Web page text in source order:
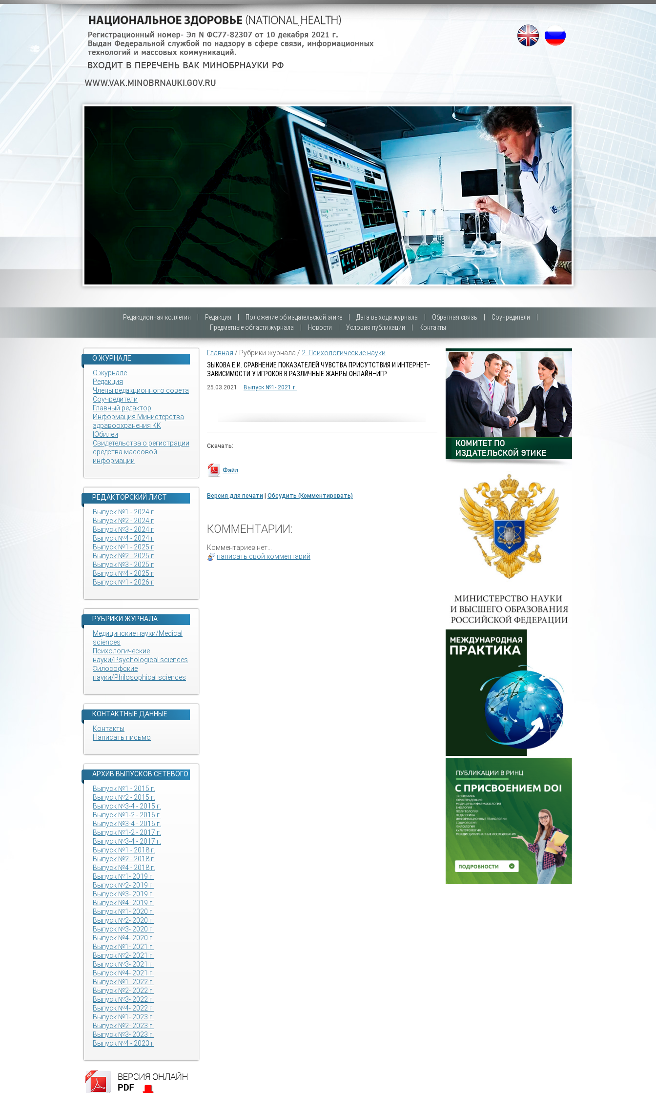
Редакционная коллегия Редакция Положение об издательской этике Дата выхода журнала Обратная связь Соучредители
Предметные области журнала
Новости Условия публикации Контакты
О ЖУРНАЛЕ
О журнале
Редакция
Члены редакционного совета
Соучредители
Главный редактор
Информация Министерства
здравоохранения КК
Юбилеи
Свидетельства о регистрации
средства массовой
информации
РЕДАКТОРСКИЙ ЛИСТ
Выпуск №1 - 2024 г
Выпуск №2 - 2024 г
Выпуск №3 - 2024 г
Выпуск №4 - 2024 г
Выпуск №1 - 2025 г
Выпуск №2 - 2025 г
Выпуск №3 - 2025 г
Выпуск №4 - 2025 г
Выпуск №1 - 2026 г
РУБРИКИ ЖУРНАЛА
Медицинские науки/Medical
sciences
Психологические
науки/Psychological sciences
Философские
науки/Philosophical sciences
КОНТАКТНЫЕ ДАННЫЕ
Контакты
Написать письмо
АРХИВ ВЫПУСКОВ СЕТЕВОГО
ИЗДАНИЯ
Выпуск №1 - 2015 г.
Выпуск №2 - 2015 г.
Выпуск №3-4 - 2015 г.
Выпуск №1-2 - 2016 г.
Выпуск №3-4 - 2016 г.
Выпуск №1-2 - 2017 г.
Выпуск №3-4 - 2017 г.
Выпуск №1 - 2018 г.
Выпуск №2 - 2018 г.
Выпуск №4 - 2018 г.
Выпуск №1- 2019 г.
Выпуск №2- 2019 г.
Выпуск №3- 2019 г.
Выпуск №4- 2019 г.
Выпуск №1- 2020 г.
Выпуск №2- 2020 г.
Выпуск №3- 2020 г.
Выпуск №4- 2020 г.
Выпуск №1- 2021 г.
Выпуск №2- 2021 г.
Выпуск №3- 2021 г.
Выпуск №4- 2021 г.
Выпуск №1- 2022 г.
Выпуск №2- 2022 г.
Выпуск №3- 2022 г.
Выпуск №4- 2022 г.
Выпуск №1- 2023 г.
Выпуск №2- 2023 г.
Выпуск №3- 2023 г.
Выпуск №4 - 2023 г
Главная / Рубрики журнала / 2. Психологические науки
ЗЫКОВА Е.И. СРАВНЕНИЕ ПОКАЗАТЕЛЕЙ ЧУВСТВА ПРИСУТСТВИЯ И ИНТЕРНЕТ–
ЗАВИСИМОСТИ У ИГРОКОВ В РАЗЛИЧНЫЕ ЖАНРЫ ОНЛАЙН–ИГР
25.03.2021 Выпуск №1- 2021 г.
Скачать:
Файл
Версия для печати Обсудить (Комментировать)
КОММЕНТАРИИ:
Комментариев нет...
написать свой комментарий